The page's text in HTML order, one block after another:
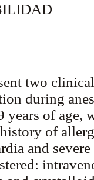
two
during
years of
of
and